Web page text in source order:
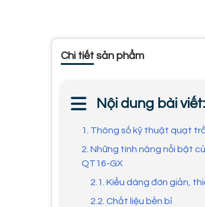
Chi tiết sản phẩm
Nội dung bài viết:
1. Thông số kỹ thuật quạt
2. Những tính năng nổi bật
QT16-GX
2.1. Kiểu dáng đơn giản,
2.2. Chất liệu bền bỉ